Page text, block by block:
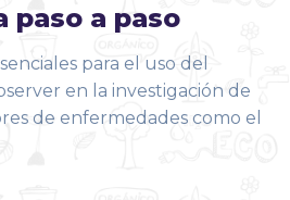
paso a paso
para el uso del
en la investigación de
de enfermedades como el